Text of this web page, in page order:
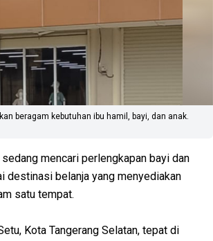
beragam kebutuhan ibu hamil, bayi, dan anak.
mencari perlengkapan bayi dan
destinasi belanja yang menyediakan
satu tempat.
Kota Tangerang Selatan, tepat di